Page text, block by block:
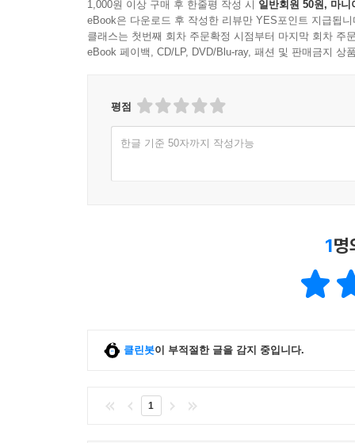
1,000원 이상 구매 후 한줄평 작성 시 일반회원 50원, 마니
eBook은 다운로드 후 작성한 리뷰만 YES포인트 지급됩니
클래스는 첫번째 회차 주문확정 시점부터 마지막 회차 주
eBook 페이백, CD/LP, DVD/Blu-ray, 패션 및 판매금지 상
평점
한글 기준 50자까지 작성가능
1명
클린봇이 부적절한 글을 감지 중입니다.
1